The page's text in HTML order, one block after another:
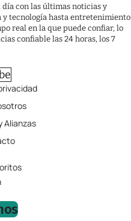
día con las últimas noticias y
y tecnología hasta entretenimiento
real en la que puede confiar, lo
confiable las 24 horas, los 7
Alianzas